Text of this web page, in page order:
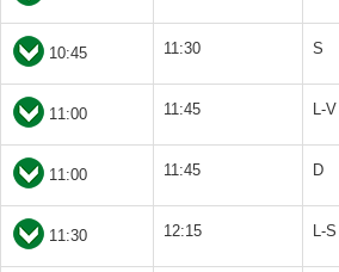
10:45 11:30 S
11:00 11:45 L-V
11:00 11:45 D
11:30 12:15 L-S